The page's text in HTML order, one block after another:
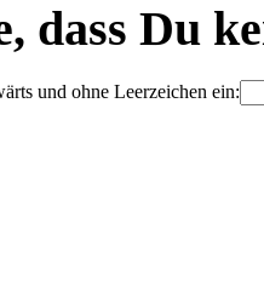
dass Du
und ohne Leerzeichen ein: